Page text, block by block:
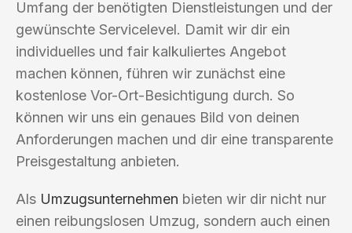
Umfang der benötigten Dienstleistungen und der
gewünschte Servicelevel. Damit wir dir ein
individuelles und fair kalkuliertes Angebot
machen können, führen wir zunächst eine
kostenlose Vor-Ort-Besichtigung durch. So
können wir uns ein genaues Bild von deinen
Anforderungen machen und dir eine transparente
Preisgestaltung anbieten.
Als Umzugsunternehmen bieten wir dir nicht nur
einen reibungslosen Umzug, sondern auch einen